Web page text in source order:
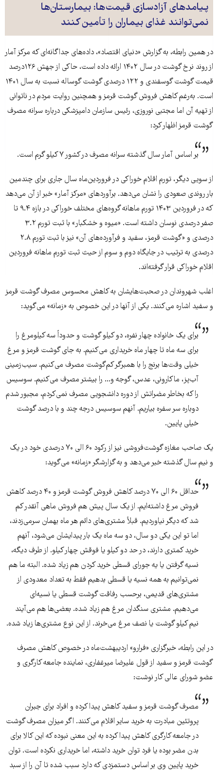
پیامدهای آزادسازی قیمت‌ها: بیمارستان‌ها
نمی‌توانند غذای بیماران را تأمین کنند
در همین رابطه، به گزارش «دنیای اقتصاد»، داده‌‌‌های جداگانه‌‌‌ای که مرکز آمار
از روند نرخ گوشت در سال ۱۴۰۲ ارائه داده است، حاکی از جهش ۱۲۶‌درصد
قیمت گوشت گوسفندی و ۱۲۲ درصدی گوشت گوساله نسبت به سال ۱۴۰۱
است. به‌رغم کاهش فروش گوشت قرمز و همچنین روایت مردم در ناتوانی
از تهیه آن اما مجتبی نوروزی، رئیس سازمان دامپزشکی درباره سرانه مصرف
گوشت قرمز اظهار کرد:
بر اساس آمار سال گذشته سرانه مصرف در کشور ۷ کیلو گرم است.
از سویی دیگر، تورم اقلام خوراکی در فروردین‌ماه سال جاری برای چندمین
بار روندی صعودی را نشان می‌دهد. برآوردهای «مرکز آمار» خبر از آن می‌دهد
که در فروردین ۱۴۰۳ تورم ماهانه گروه‌های مختلف خوراکی در بازه ۹.۴ تا
صفر درصدی نوسان داشته است. «میوه و خشکبار» با ثبت تورم ۳.۲
درصدی و «گوشت قرمز، سفید و فرآورده‌های آن» نیز با ثبت تورم ۲.۸
درصدی به ترتیب در جایگاه دوم و سوم از حیث ثبت تورم ماهانه فروردین
اقلام خوراکی قرار گرفته‌اند.
اغلب شهروندان در صحبت‌هایشان به کاهش محسوس مصرف گوشت قرمز
و سفید اشاره می‌کنند. یکی از آنها در این خصوص به «زمانه» می‌گوید:
برای یک خانواده چهار نفره، دو کیلو گوشت و حدوداً سه کیلومرغ را
برای سه ماه تا چهار ماه خریداری می‌کنیم. به جای گوشت قرمز و مرغ
خیلی وقت‌ها برنج را با همبرگر کم‌گوشت مصرف می‌کنیم. سیب‌زمینی
آب‌پز، ماکارونی، عدس، گوجه و... را بیشتر مصرف می‌کنیم. سوسیس
را که بخاطر مضراتش از دوره دانشجویی مصرف نمی‌کردم، مجبور شدم
دوباره سر سفره بیاریم. آنهم سوسیس درجه چند و با درصد گوشت
خیلی پایین.
یک صاحب مغازه گوشت‌فروشی نیز از رکود ۶۰ الی ۷۰ درصدی خود در یک
و نیم سال گذشته خبر می‌دهد و به گزارشگر «زمانه» می‌گوید:
حداقل ۶۰ الی ۷۰ درصد کاهش فروش گوشت قرمز و ۴۰ درصد کاهش
فروش مرغ داشته‌ایم. از یک سال پیش هم فروش ماهی آنقدر کم
شد که دیگر نیاوردیم. قبلاً مشتری‌های دائم هر ماه بهمان سرمی‌زدند،
اما تو این یکی دو سال، دو سه ماه یک بار پیدایشان می‌شود، آنهم
خرید کمتری دارند، در حد دو کیلو یا فوقش چهار کیلو. از طرف دیگه،
نسیه گرفتن یا یه جورای قسطی خرید کردن هم زیاد شده. البته ما هم
نمی‌توانیم به همه نسیه یا قسطی بدهیم فقط به تعداد معدودی از
مشتری‌های قدیمی، برحسب رفاقت گوشت قسطی یا نسیه‌ای
می‌دهیم. مشتری سنگدان مرغ هم زیاد شده. بعضی‌ها هم می‌آیند
نیم کیلو گوشت یا نصف مرغ می‌خرند. از این نوع مشتری‌ها زیاد شده.
در این رابطه، خبرگزاری «فرارو» اردیبهشت‌ماه در خصوص کاهش مصرف
گوشت قرمز و سفید از قول علیرضا میرغفاری، نماینده جامعه کارگری و
عضو شورای عالی کار نوشت:
مصرف گوشت قرمز و سفید کاهش پیدا کرده و افراد برای جبران
پروتئین مبادرت به خرید سایر اقلام می‌کنند. اگر میزان مصرف گوشت
در جامعه کارگری کاهش پیدا کرده به این معنی نبوده که این کالا برای
بدن مضر بوده یا فرد توان خرید داشته، اما خریداری نکرده است. توان
خرید پایین وی بر اساس دستمزدی که دارد سبب شده تا آن را از سبد